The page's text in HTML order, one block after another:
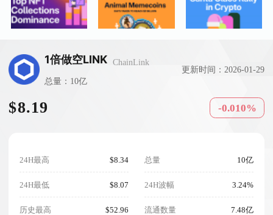
1倍做空LINK ChainLink
总量：10亿
更新时间：2026-01-29
$8.19 -0.010%
24H最高 $8.34
24H最低 $8.07
历史最高 $52.96
总量 10亿
24H波幅 3.24%
流通数量 7.48亿